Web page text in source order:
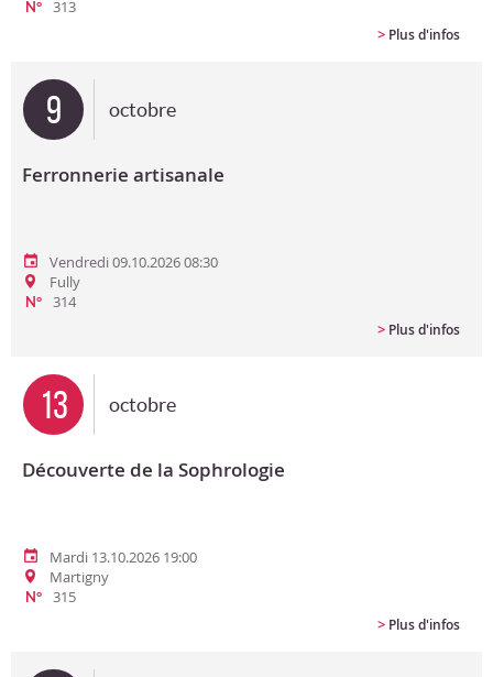
N°
313
> Plus d'infos
9 octobre
Ferronnerie artisanale
Vendredi 09.10.2026 08:30
Fully
N°
314
> Plus d'infos
13 octobre
Découverte de la Sophrologie
Mardi 13.10.2026 19:00
Martigny
N°
315
> Plus d'infos